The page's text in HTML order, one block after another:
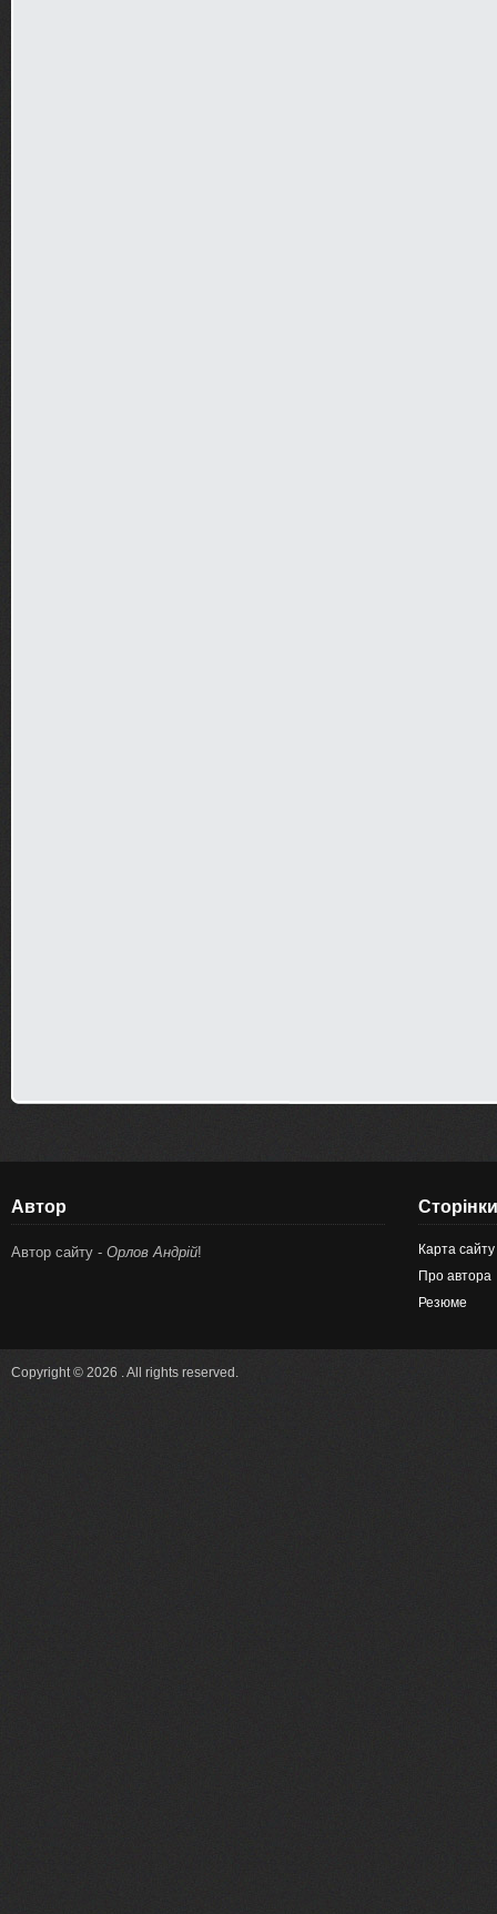
Автор
Автор сайту - Орлов Андрій!
Сторінки
Карта сайту
Про автора
Резюме
Copyright © 2026 . All rights reserved.